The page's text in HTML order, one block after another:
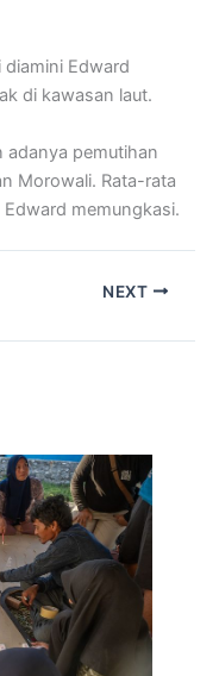
Edward
di kawasan laut.
adanya pemutihan
Morowali. Rata-rata
memungkasi.
NEXT